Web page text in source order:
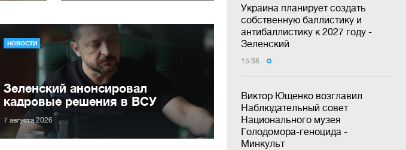
Украина планирует создать
собственную баллистику и
антибаллистику к 2027 году -
Зеленский
15:38
Виктор Ющенко возглавил
Наблюдательный совет
Национального музея
Голодомора-геноцида -
Минкульт
НОВОСТИ
Зеленский анонсировал
кадровые решения в ВСУ
7 августа 2026